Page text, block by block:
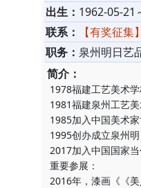
出生： 1962-05-21
联系：
【有奖征集】
职务： 泉州明日艺
简介：
1978福建工艺美术
1981福建泉州工艺
1985加入中国美术
1995创办成立泉州
2017加入中国国家
重要参展：
2016年，漆画《《